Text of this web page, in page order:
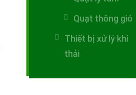
Quạt thông gió
Thiết bị xử lý khí
thải